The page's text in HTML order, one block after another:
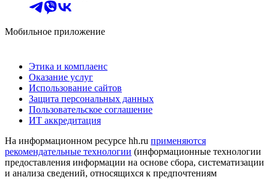
Мобильное приложение
Этика и комплаенс
Оказание услуг
Использование сайтов
Защита персональных данных
Пользовательское соглашение
ИТ аккредитация
На информационном ресурсе hh.ru применяются
рекомендательные технологии (информационные технологии
предоставления информации на основе сбора, систематизации
и анализа сведений, относящихся к предпочтениям